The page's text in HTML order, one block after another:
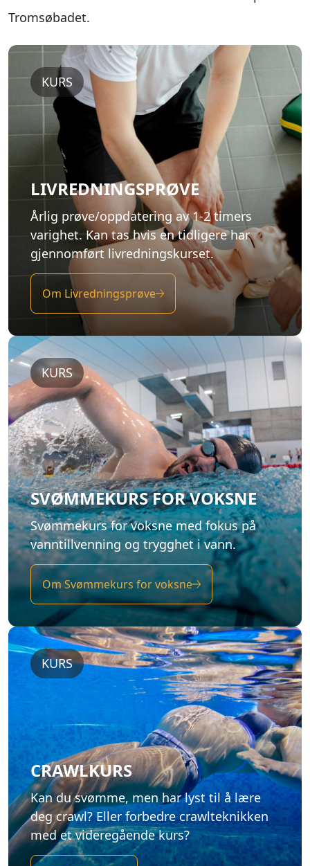
Tromsøbadet.
KURS
LIVREDNINGSPRØVE
Årlig prøve/oppdatering av 1-2 timers
varighet. Kan tas hvis en tidligere har
gjennomført livredningskurset.
Om Livredningsprøve
KURS
SVØMMEKURS FOR VOKSNE
Svømmekurs for voksne med fokus på
vanntillvenning og trygghet i vann.
Om Svømmekurs for voksne
KURS
CRAWLKURS
Kan du svømme, men har lyst til å lære
deg crawl? Eller forbedre crawlteknikken
med et videregående kurs?